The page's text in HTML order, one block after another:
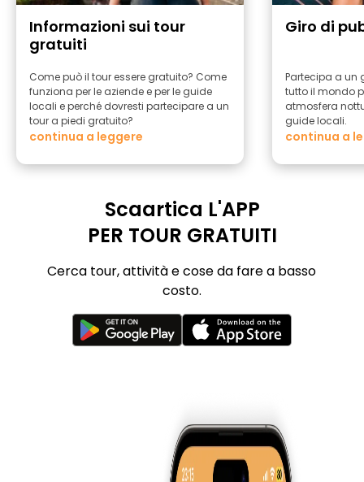
Informazioni sui tour
gratuiti
Come può il tour essere gratuito? Come
funziona per le aziende e per le guide
locali e perché dovresti partecipare a un
tour a piedi gratuito?
continua a leggere
Giro di
Partecipa a un
tutto il mondo
atmosfera
guide locali.
continua a
Scaartica L'APP
PER TOUR GRATUITI
Cerca tour, attività e cose da fare a basso
costo.